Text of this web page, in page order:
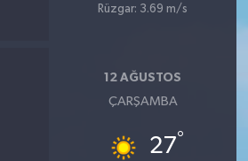
Rüzgar: 3.69 m/s
12 AĞUSTOS
ÇARŞAMBA
27°